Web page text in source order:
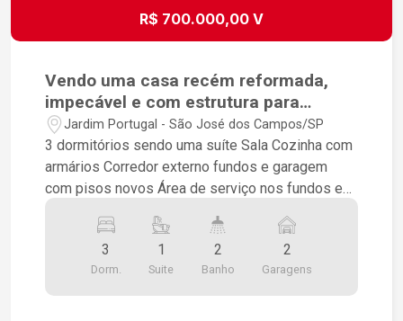
R$ 700.000,00 V
Vendo uma casa recém reformada,
impecável e com estrutura para
sobrado
Jardim Portugal - São José dos Campos/SP
3 dormitórios sendo uma suíte Sala Cozinha com
armários Corredor externo fundos e garagem
com pisos novos Área de serviço nos fundos e
3
Dorm.
1
Suite
2
Banho
2
Garagens